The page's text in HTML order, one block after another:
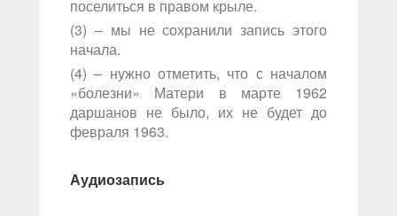
поселиться в правом крыле.
(3) – мы не сохранили запись этого
начала.
(4) – нужно отметить, что с началом
«болезни» Матери в марте 1962
даршанов не было, их не будет до
февраля 1963.
Аудиозапись